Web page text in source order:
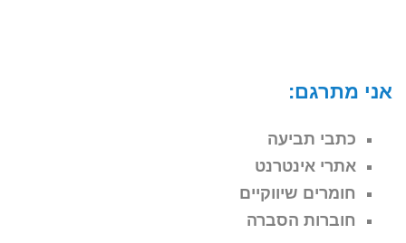
אני מתרגם:
כתבי תביעה
אתרי אינטרנט
חומרים שיווקיים
חוברות הסברה